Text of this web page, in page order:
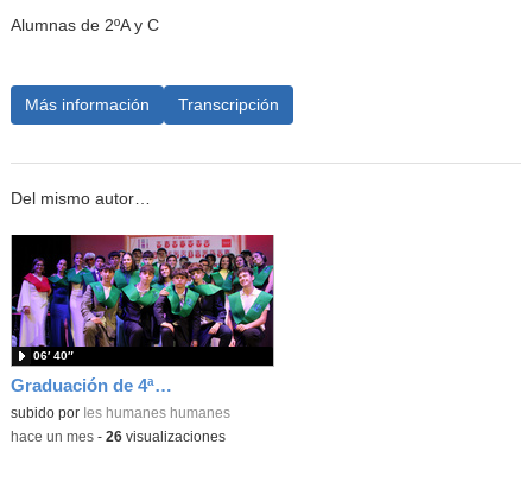
Alumnas de 2ºA y C
Más información Transcripción
Del mismo autor…
Graduación de 4ªESO. Entrega de bandas 4ºE
subido por Ies humanes humanes
06′ 40″
-hace un mes- 26visualizaciones